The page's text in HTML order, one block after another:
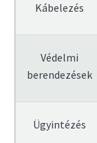
Kábelezés
Védelmi
berendezések
Ügyintézés